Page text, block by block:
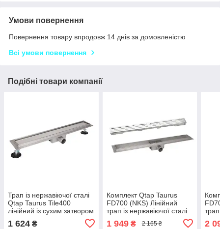
Умови повернення
Повернення товару впродовж 14 днів за домовленістю
Всі умови повернення
Подібні товари компанії
Трап із нержавіючої сталі
Qtap Taurus Tile400
лінійний із сухим затвором
1 624 ₴
Комплект Qtap Taurus
FD700 (NKS) Лінійний
трап із нержавіючої сталі
із сухим затвором 700 мм
1 949₴ 2 165 ₴
трап
2